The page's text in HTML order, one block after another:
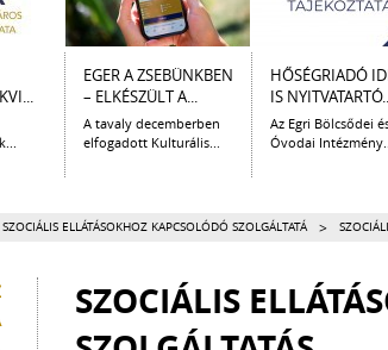
EGER A ZSEBÜNKBEN
– ELKÉSZÜLT A...
A tavaly decemberben
elfogadott Kulturális...
HŐSÉGRIADÓ
IS
Az Egri Bölcsődei
Óvodai
SZOCIÁLIS ELLÁTÁSOKHOZ KAPCSOLÓDÓ SZOLGÁLTATÁ >
SZOCIÁLIS